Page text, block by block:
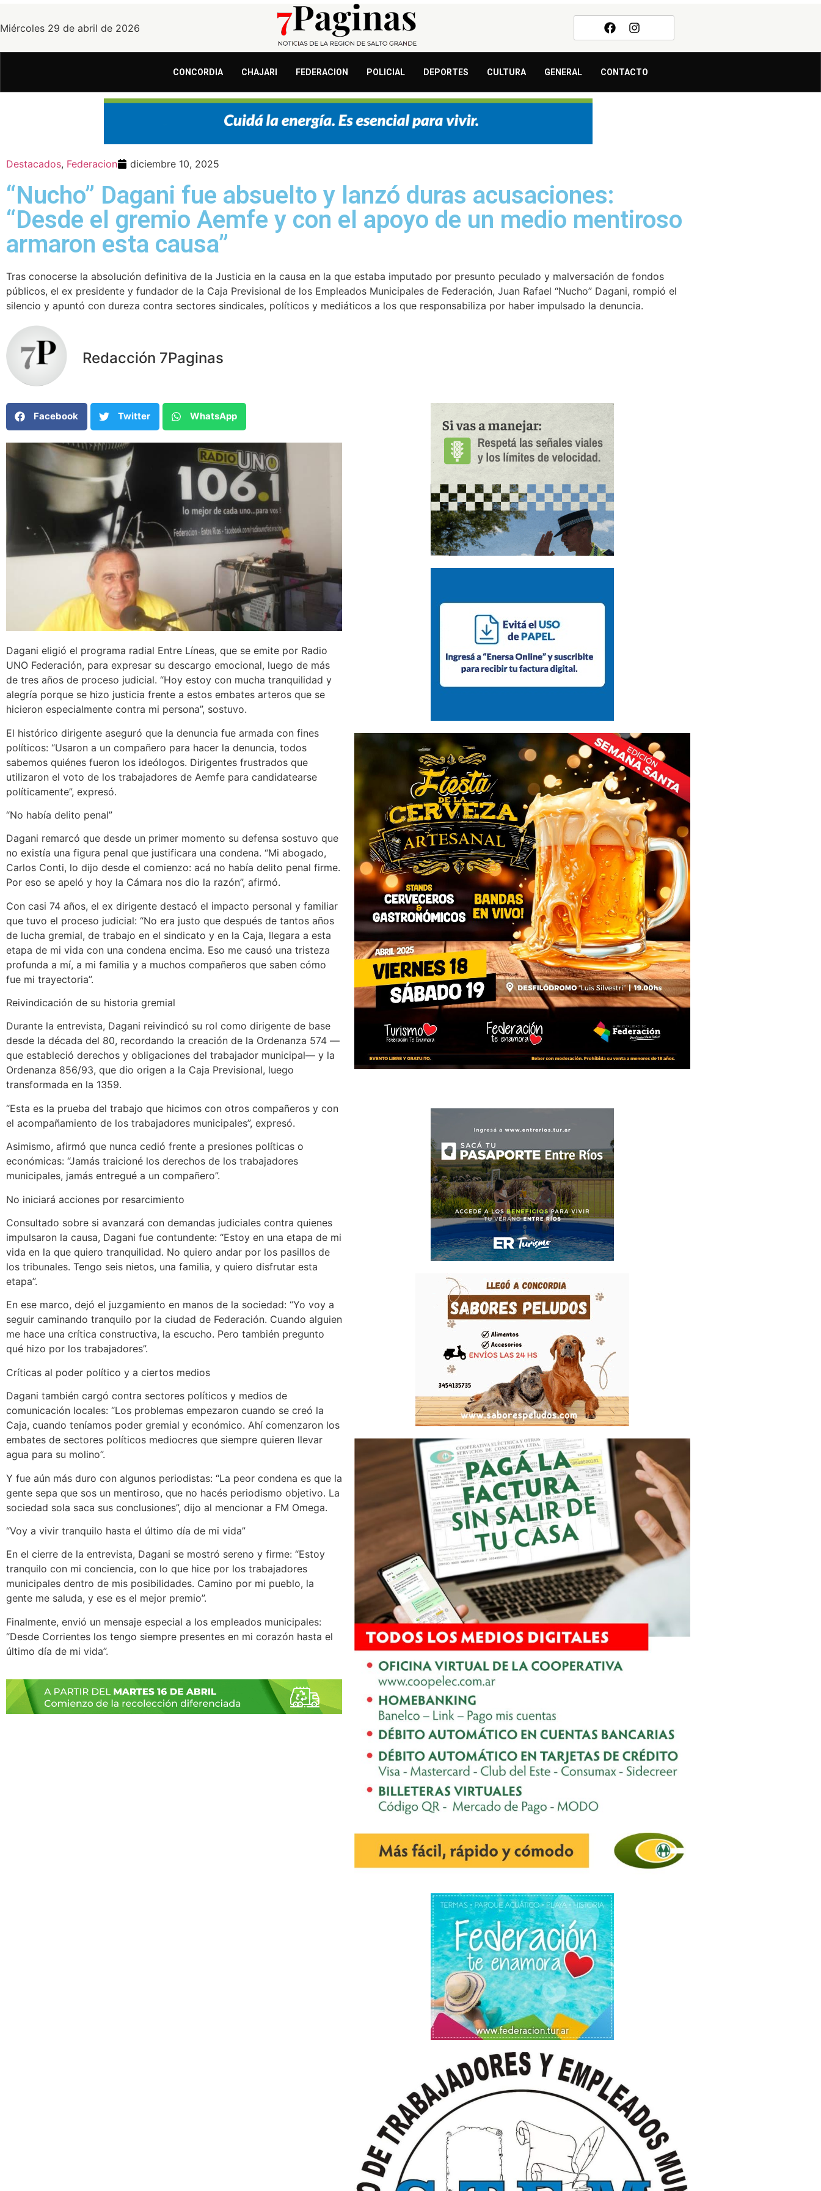
Miércoles 29 de abril de 2026
CONCORDIA CHAJARI FEDERACION POLICIAL DEPORTES CULTURA GENERAL CONTACTO
Destacados, Federacion diciembre 10, 2025
“Nucho” Dagani fue absuelto y lanzó duras acusaciones:
“Desde el gremio Aemfe y con el apoyo de un medio mentiroso
armaron esta causa”
Tras conocerse la absolución definitiva de la Justicia en la causa en la que estaba imputado por presunto peculado y malversación de fondos
públicos, el ex presidente y fundador de la Caja Previsional de los Empleados Municipales de Federación, Juan Rafael “Nucho” Dagani, rompió el
silencio y apuntó con dureza contra sectores sindicales, políticos y mediáticos a los que responsabiliza por haber impulsado la denuncia.
Redacción 7Paginas
Facebook Twitter WhatsApp
Dagani eligió el programa radial Entre Líneas, que se emite por Radio
UNO Federación, para expresar su descargo emocional, luego de más
de tres años de proceso judicial. “Hoy estoy con mucha tranquilidad y
alegría porque se hizo justicia frente a estos embates arteros que se
hicieron especialmente contra mi persona”, sostuvo.
El histórico dirigente aseguró que la denuncia fue armada con fines
políticos: “Usaron a un compañero para hacer la denuncia, todos
sabemos quiénes fueron los ideólogos. Dirigentes frustrados que
utilizaron el voto de los trabajadores de Aemfe para candidatearse
políticamente”, expresó.
“No había delito penal”
Dagani remarcó que desde un primer momento su defensa sostuvo que
no existía una figura penal que justificara una condena. “Mi abogado,
Carlos Conti, lo dijo desde el comienzo: acá no había delito penal firme.
Por eso se apeló y hoy la Cámara nos dio la razón”, afirmó.
Con casi 74 años, el ex dirigente destacó el impacto personal y familiar
que tuvo el proceso judicial: “No era justo que después de tantos años
de lucha gremial, de trabajo en el sindicato y en la Caja, llegara a esta
etapa de mi vida con una condena encima. Eso me causó una tristeza
profunda a mí, a mi familia y a muchos compañeros que saben cómo
fue mi trayectoria”.
Reivindicación de su historia gremial
Durante la entrevista, Dagani reivindicó su rol como dirigente de base
desde la década del 80, recordando la creación de la Ordenanza 574 —
que estableció derechos y obligaciones del trabajador municipal— y la
Ordenanza 856/93, que dio origen a la Caja Previsional, luego
transformada en la 1359.
“Esta es la prueba del trabajo que hicimos con otros compañeros y con
el acompañamiento de los trabajadores municipales”, expresó.
Asimismo, afirmó que nunca cedió frente a presiones políticas o
económicas: “Jamás traicioné los derechos de los trabajadores
municipales, jamás entregué a un compañero”.
No iniciará acciones por resarcimiento
Consultado sobre si avanzará con demandas judiciales contra quienes
impulsaron la causa, Dagani fue contundente: “Estoy en una etapa de mi
vida en la que quiero tranquilidad. No quiero andar por los pasillos de
los tribunales. Tengo seis nietos, una familia, y quiero disfrutar esta
etapa”.
En ese marco, dejó el juzgamiento en manos de la sociedad: “Yo voy a
seguir caminando tranquilo por la ciudad de Federación. Cuando alguien
me hace una crítica constructiva, la escucho. Pero también pregunto
qué hizo por los trabajadores”.
Críticas al poder político y a ciertos medios
Dagani también cargó contra sectores políticos y medios de
comunicación locales: “Los problemas empezaron cuando se creó la
Caja, cuando teníamos poder gremial y económico. Ahí comenzaron los
embates de sectores políticos mediocres que siempre quieren llevar
agua para su molino”.
Y fue aún más duro con algunos periodistas: “La peor condena es que la
gente sepa que sos un mentiroso, que no hacés periodismo objetivo. La
sociedad sola saca sus conclusiones”, dijo al mencionar a FM Omega.
“Voy a vivir tranquilo hasta el último día de mi vida”
En el cierre de la entrevista, Dagani se mostró sereno y firme: “Estoy
tranquilo con mi conciencia, con lo que hice por los trabajadores
municipales dentro de mis posibilidades. Camino por mi pueblo, la
gente me saluda, y ese es el mejor premio”.
Finalmente, envió un mensaje especial a los empleados municipales:
“Desde Corrientes los tengo siempre presentes en mi corazón hasta el
último día de mi vida”.